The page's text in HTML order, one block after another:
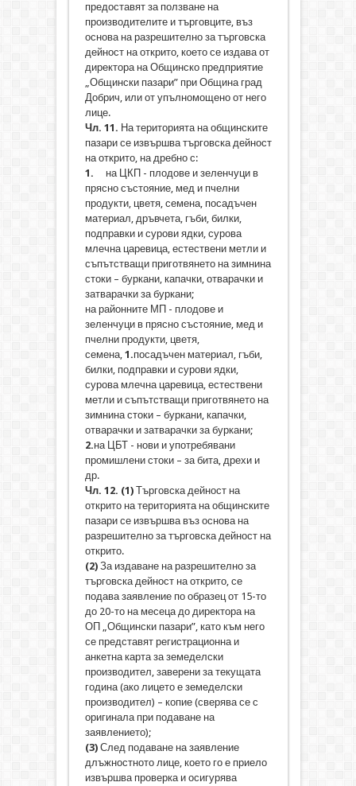
предоставят за ползване на
производителите и търговците, въз
основа на разрешително за търговска
дейност на открито, което се издава от
директора на Общинско предприятие
„Общински пазари” при Община град
Добрич, или от упълномощено от него
лице.
Чл. 11. На територията на общинските
пазари се извършва търговска дейност
на открито, на дребно с:
1. на ЦКП - плодове и зеленчуци в
прясно състояние, мед и пчелни
продукти, цветя, семена, посадъчен
материал, дръвчета, гъби, билки,
подправки и сурови ядки, сурова
млечна царевица, естествени метли и
съпътстващи приготвянето на зимнина
стоки – буркани, капачки, отварачки и
затварачки за буркани;
на районните МП - плодове и
зеленчуци в прясно състояние, мед и
пчелни продукти, цветя,
семена, 1.посадъчен материал, гъби,
билки, подправки и сурови ядки,
сурова млечна царевица, естествени
метли и съпътстващи приготвянето на
зимнина стоки – буркани, капачки,
отварачки и затварачки за буркани;
2.на ЦБТ - нови и употребявани
промишлени стоки – за бита, дрехи и
др.
Чл. 12. (1) Търговска дейност на
открито на територията на общинските
пазари се извършва въз основа на
разрешително за търговска дейност на
открито.
(2)За издаване на разрешително за
търговска дейност на открито, се
подава заявление по образец от 15-то
до 20-то на месеца до директора на
ОП „Общински пазари”, като към него
се представят регистрационна и
анкетна карта за земеделски
производител, заверени за текущата
година (ако лицето е земеделски
производител) – копие (сверява се с
оригинала при подаване на
заявлението);
(3)След подаване на заявление
длъжностното лице, което го е приело
извършва проверка и осигурява